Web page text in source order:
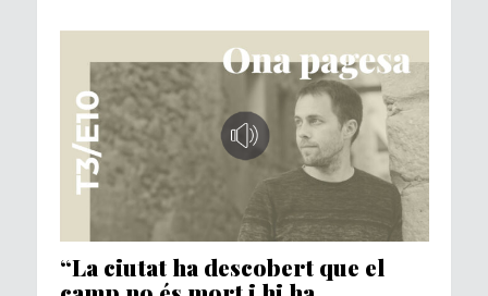
“La ciutat ha descobert que el